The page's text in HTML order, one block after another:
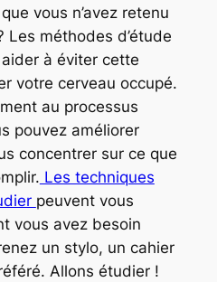
vous n’avez retenu
Les méthodes d’étude
à éviter cette
votre cerveau occupé.
au processus
pouvez améliorer
concentrer sur ce que
Les techniques
peuvent vous
vous avez besoin
un stylo, un cahier
Allons étudier !